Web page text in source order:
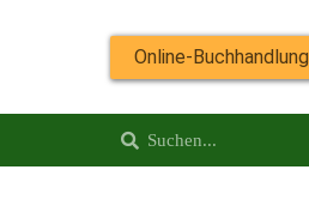
Online-Buchhandlung